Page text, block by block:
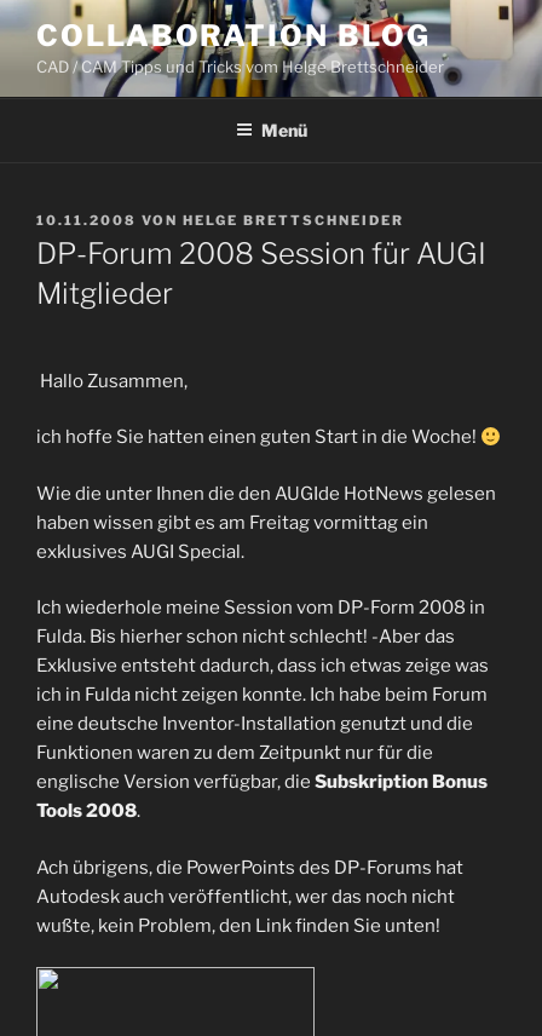
Zum
Inhalt
springen
COLLABORATION BLOG
CAD / CAM Tipps und Tricks vom Helge Brettschneider
Menü
VERÖFFENTLICHT
AM
10.11.2008 VON HELGE BRETTSCHNEIDER
DP-Forum 2008 Session für AUGI
Mitglieder
Hallo Zusammen,
ich hoffe Sie hatten einen guten Start in die Woche!
Wie die unter Ihnen die den AUGIde HotNews gelesen
haben wissen gibt es am Freitag vormittag ein
exklusives AUGI Special.
Ich wiederhole meine Session vom DP-Form 2008 in
Fulda. Bis hierher schon nicht schlecht! -Aber das
Exklusive entsteht dadurch, dass ich etwas zeige was
ich in Fulda nicht zeigen konnte. Ich habe beim Forum
eine deutsche Inventor-Installation genutzt und die
Funktionen waren zu dem Zeitpunkt nur für die
englische Version verfügbar, die Subskription Bonus
Tools 2008.
Ach übrigens, die PowerPoints des DP-Forums hat
Autodesk auch veröffentlicht, wer das noch nicht
wußte, kein Problem, den Link finden Sie unten!